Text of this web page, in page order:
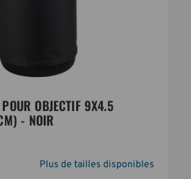
OBJECTIF 9X4.5
- NOIR
Plus de tailles disponibles